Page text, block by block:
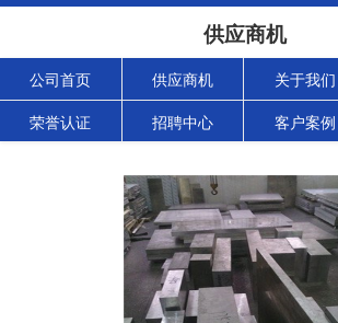
供应商机
公司首页 供应商机 关于我们
荣誉认证 招聘中心 客户案例